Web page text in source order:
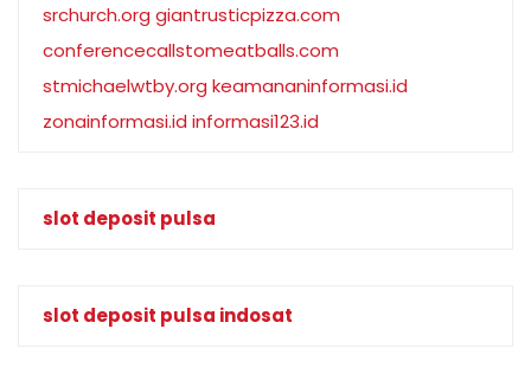
srchurch.org giantrusticpizza.com
conferencecallstomeatballs.com
stmichaelwtby.org keamananinformasi.id
zonainformasi.id informasi123.id
slot deposit pulsa
slot deposit pulsa indosat